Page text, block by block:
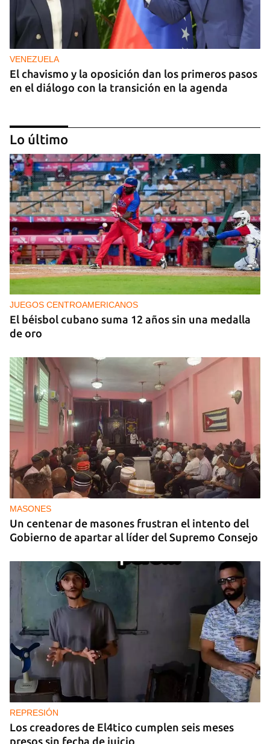
VENEZUELA
El chavismo y la oposición dan los primeros pasos
en el diálogo con la transición en la agenda
NICARAGUA
EE UU propone a la OEA convocar a los
cancilleres para "tomar medidas" contra las
decisiones de Ortega
Lo último
JUEGOS CENTROAMERICANOS
El béisbol cubano suma 12 años sin una medalla
de oro
MASONES
Un centenar de masones frustran el intento del
Gobierno de apartar al líder del Supremo Consejo
REPRESIÓN
Los creadores de El4tico cumplen seis meses
presos sin fecha de juicio